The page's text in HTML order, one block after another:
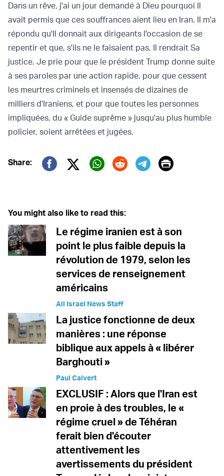
Dans un rêve, j'ai un jour demandé à Dieu pourquoi Il
avait permis que ces souffrances aient lieu en Iran. Il m'a
répondu qu'Il donnait aux dirigeants l'occasion de se
repentir et que, s'ils ne le faisaient pas, Il rendrait Sa
justice. Je prie pour que le président Trump donne suite
à ses paroles par une action rapide, pour que cessent
les meurtres criminels et insensés de dizaines de
milliers d'Iraniens, et pour que toutes les personnes
impliquées, du « Guide suprême » jusqu'au plus humble
policier, soient arrêtées et jugées.
Share:
Twitter (X)
Print
You might also like to read this:
Le régime iranien est à son
point le plus faible depuis la
révolution de 1979, selon les
services de renseignement
américains
All Israel News Staff
La justice fonctionne de deux
manières : une réponse
biblique aux appels à « libérer
Barghouti »
Paul Calvert
EXCLUSIF : Alors que l'Iran est
en proie à des troubles, le «
régime cruel » de Téhéran
ferait bien d'écouter
attentivement les
avertissements du président